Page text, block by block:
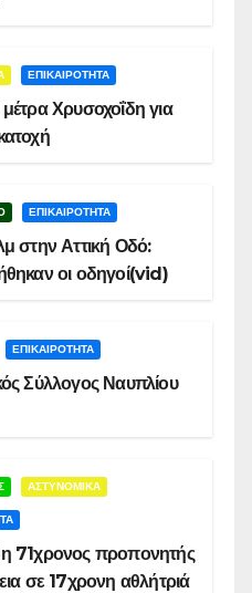
ΕΠΙΚΑΙΡΟΤΗΤΑ
Χρυσοχοΐδη για
ΕΠΙΚΑΙΡΟΤΗΤΑ
στην Αττική Οδό:
οι οδηγοί(vid)
ΕΠΙΚΑΙΡΟΤΗΤΑ
Σύλλογος Ναυπλίου
ΑΣΤΥΝΟΜΙΚΑ
71χρονος προπονητής
σε 17χρονη αθλήτριά